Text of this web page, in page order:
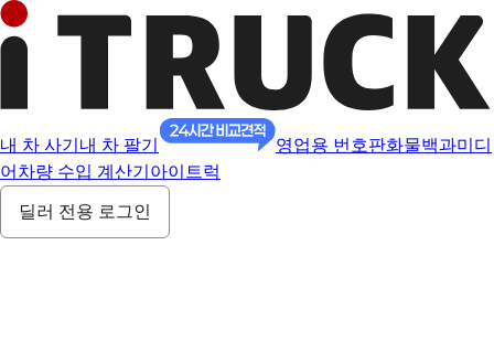
내 차 사기 내 차 팔기 영업용 번호판화물백과미디
어 차량 수입 계산기 아이트럭
딜러 전용 로그인